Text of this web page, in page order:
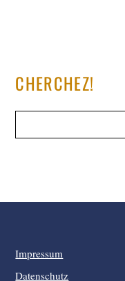
CHERCHEZ!
Impressum
Datenschutz